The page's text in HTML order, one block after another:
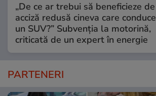
„De ce ar trebui să beneficieze de
acciză redusă cineva care conduce
un SUV?” Subvenția la motorină,
criticată de un expert în energie
PARTENERI